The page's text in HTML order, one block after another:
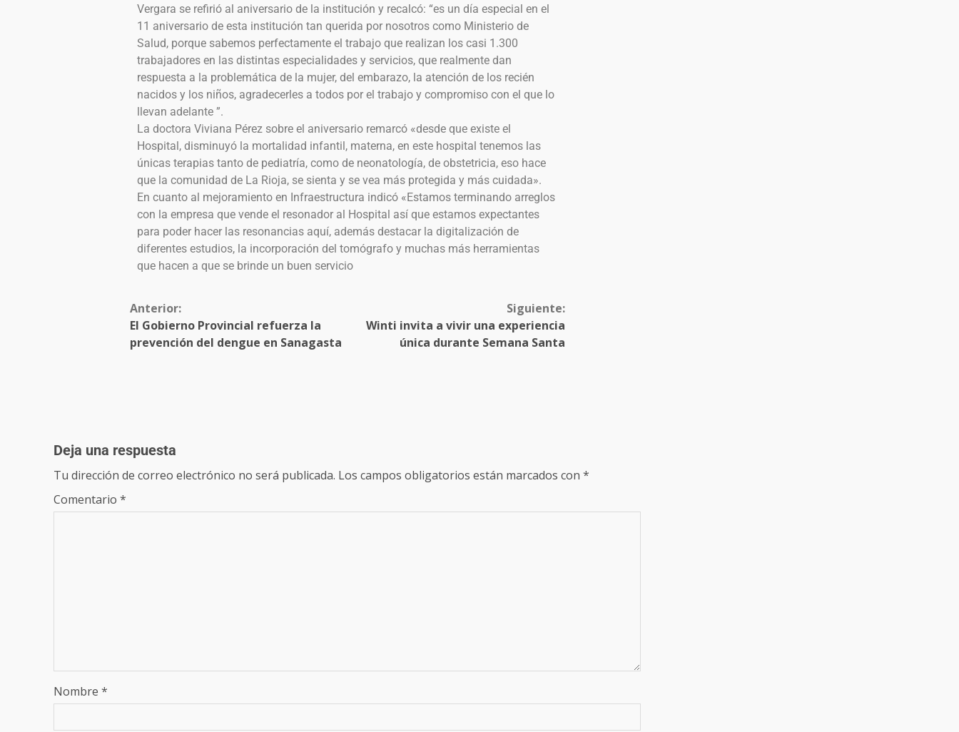
Vergara se refirió al aniversario de la institución y recalcó: “es un día especial en el
11 aniversario de esta institución tan querida por nosotros como Ministerio de
Salud, porque sabemos perfectamente el trabajo que realizan los casi 1.300
trabajadores en las distintas especialidades y servicios, que realmente dan
respuesta a la problemática de la mujer, del embarazo, la atención de los recién
nacidos y los niños, agradecerles a todos por el trabajo y compromiso con el que lo
llevan adelante ”.
La doctora Viviana Pérez sobre el aniversario remarcó «desde que existe el
Hospital, disminuyó la mortalidad infantil, materna, en este hospital tenemos las
únicas terapias tanto de pediatría, como de neonatología, de obstetricia, eso hace
que la comunidad de La Rioja, se sienta y se vea más protegida y más cuidada».
En cuanto al mejoramiento en Infraestructura indicó «Estamos terminando arreglos
con la empresa que vende el resonador al Hospital así que estamos expectantes
para poder hacer las resonancias aquí, además destacar la digitalización de
diferentes estudios, la incorporación del tomógrafo y muchas más herramientas
que hacen a que se brinde un buen servicio
Anterior:
El Gobierno Provincial refuerza la
prevención del dengue en Sanagasta
Siguiente:
Winti invita a vivir una experiencia
única durante Semana Santa
Deja una respuesta
Tu dirección de correo electrónico no será publicada. Los campos obligatorios están marcados con *
Comentario *
Nombre *